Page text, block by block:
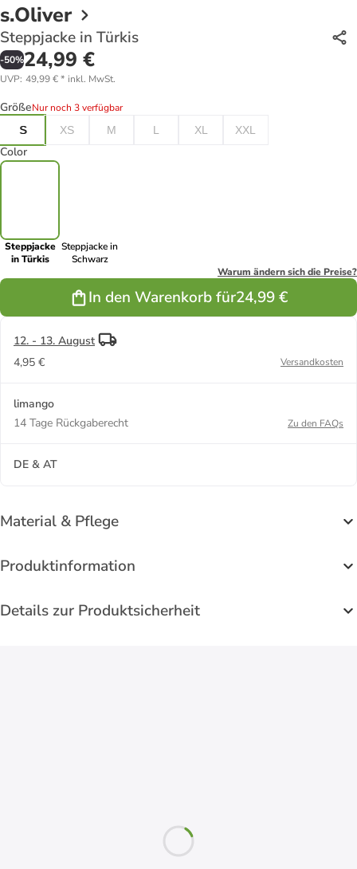
s.Oliver
Steppjacke in Türkis
-50%24,99 €
UVP: 49,99 €* inkl. MwSt.
GrößeNur noch 3 verfügbar
S
XS M L XL XXL
Color
Steppjacke
in Türkis
Steppjacke in
Schwarz
Warum ändern sich die Preise?
In den Warenkorb für24,99 €
12. - 13. August
4,95 €
Versandkosten
limango
14 Tage Rückgaberecht
Zu den FAQs
DE & AT
Material & Pflege
Produktinformation
Details zur Produktsicherheit